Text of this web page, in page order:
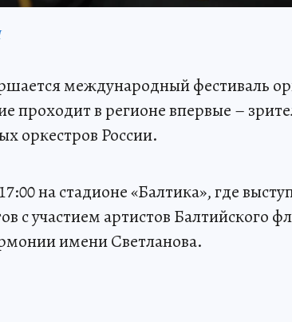
международный фестиваль
в регионе впервые –
оркестров России.
на стадионе «Балтика», где
с участием артистов Балтийского
имени Светланова.